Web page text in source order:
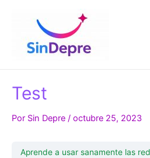
Test
Por Sin Depre / octubre 25, 2023
Aprende a usar sanamente las